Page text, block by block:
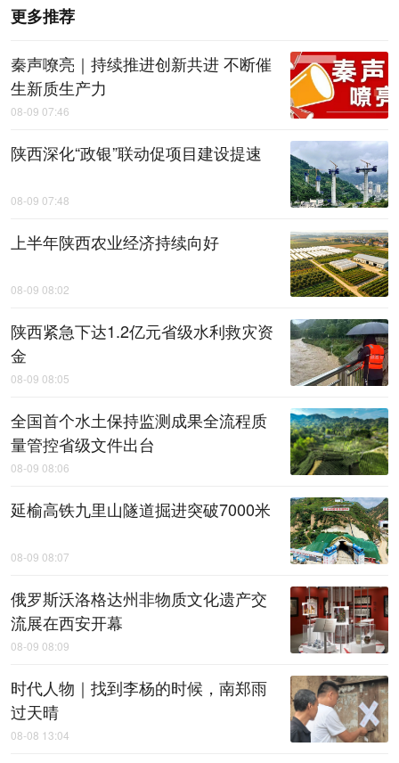
更多推荐
秦声嘹亮｜持续推进创新共进 不断催
生新质生产力
08-09 07:46
陕西深化“政银”联动促项目建设提速
08-09 07:48
上半年陕西农业经济持续向好
08-09 08:02
陕西紧急下达1.2亿元省级水利救灾资
金
08-09 08:05
全国首个水土保持监测成果全流程质
量管控省级文件出台
08-09 08:06
延榆高铁九里山隧道掘进突破7000米
08-09 08:07
俄罗斯沃洛格达州非物质文化遗产交
流展在西安开幕
08-09 08:09
时代人物｜找到李杨的时候，南郑雨
过天晴
08-08 13:04